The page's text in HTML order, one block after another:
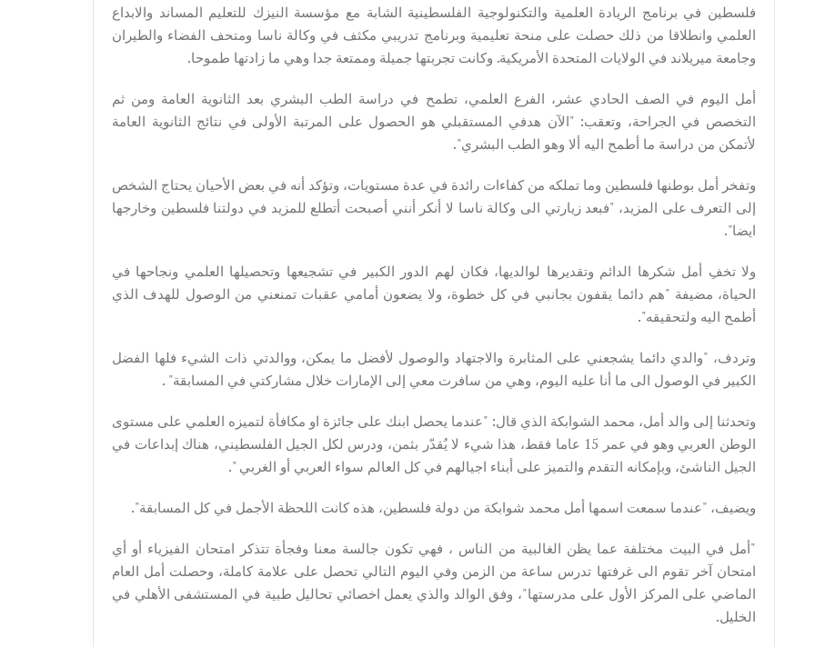
فلسطين في برنامج الريادة العلمية والتكنولوجية الفلسطينية الشابة مع مؤسسة النيزك للتعليم المساند والابداع
العلمي وانطلاقا من ذلك حصلت على منحة تعليمية وبرنامج تدريبي مكثف في وكالة ناسا ومتحف الفضاء والطيران
وجامعة ميريلاند في الولايات المتحدة الأمريكية. وكانت تجربتها جميلة وممتعة جدا وهي ما زادتها طموحا.
أمل اليوم في الصف الحادي عشر، الفرع العلمي، تطمح في دراسة الطب البشري بعد الثانوية العامة ومن ثم
التخصص في الجراحة، وتعقب: "الآن هدفي المستقبلي هو الحصول على المرتبة الأولى في نتائج الثانوية العامة
لأتمكن من دراسة ما أطمح اليه ألا وهو الطب البشري".
وتفخر أمل بوطنها فلسطين وما تملكه من كفاءات رائدة في عدة مستويات، وتؤكد أنه في بعض الأحيان يحتاج الشخص
إلى التعرف على المزيد، "فبعد زيارتي الى وكالة ناسا لا أنكر أنني أصبحت أتطلع للمزيد في دولتنا فلسطين وخارجها
ايضا".
ولا تخفِ أمل شكرها الدائم وتقديرها لوالديها، فكان لهم الدور الكبير في تشجيعها وتحصيلها العلمي ونجاحها في
الحياة، مضيفة "هم دائما يقفون بجانبي في كل خطوة، ولا يضعون أمامي عقبات تمنعني من الوصول للهدف الذي
أطمح اليه ولتحقيقه".
وتردف، "والدي دائما يشجعني على المثابرة والاجتهاد والوصول لأفضل ما يمكن، ووالدتي ذات الشيء فلها الفضل
الكبير في الوصول الى ما أنا عليه اليوم، وهي من سافرت معي إلى الإمارات خلال مشاركتي في المسابقة" .
وتحدثنا إلى والد أمل، محمد الشوابكة الذي قال: "عندما يحصل ابنك على جائزة او مكافأة لتميزه العلمي على مستوى
الوطن العربي وهو في عمر 15 عاما فقط، هذا شيء لا يُقدّر بثمن، ودرس لكل الجيل الفلسطيني، هناك إبداعات في
الجيل الناشئ، وبإمكانه التقدم والتميز على أبناء اجيالهم في كل العالم سواء العربي أو الغربي ".
ويضيف، "عندما سمعت اسمها أمل محمد شوابكة من دولة فلسطين، هذه كانت اللحظة الأجمل في كل المسابقة".
"أمل في البيت مختلفة عما يظن الغالبية من الناس ، فهي تكون جالسة معنا وفجأة تتذكر امتحان الفيزياء أو أي
امتحان آخر تقوم الى غرفتها تدرس ساعة من الزمن وفي اليوم التالي تحصل على علامة كاملة، وحصلت أمل العام
الماضي على المركز الأول على مدرستها"، وفق الوالد والذي يعمل اخصائي تحاليل طبية في المستشفى الأهلي في
الخليل.